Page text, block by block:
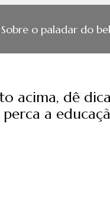
Sobre o paladar do
acima, dê
a